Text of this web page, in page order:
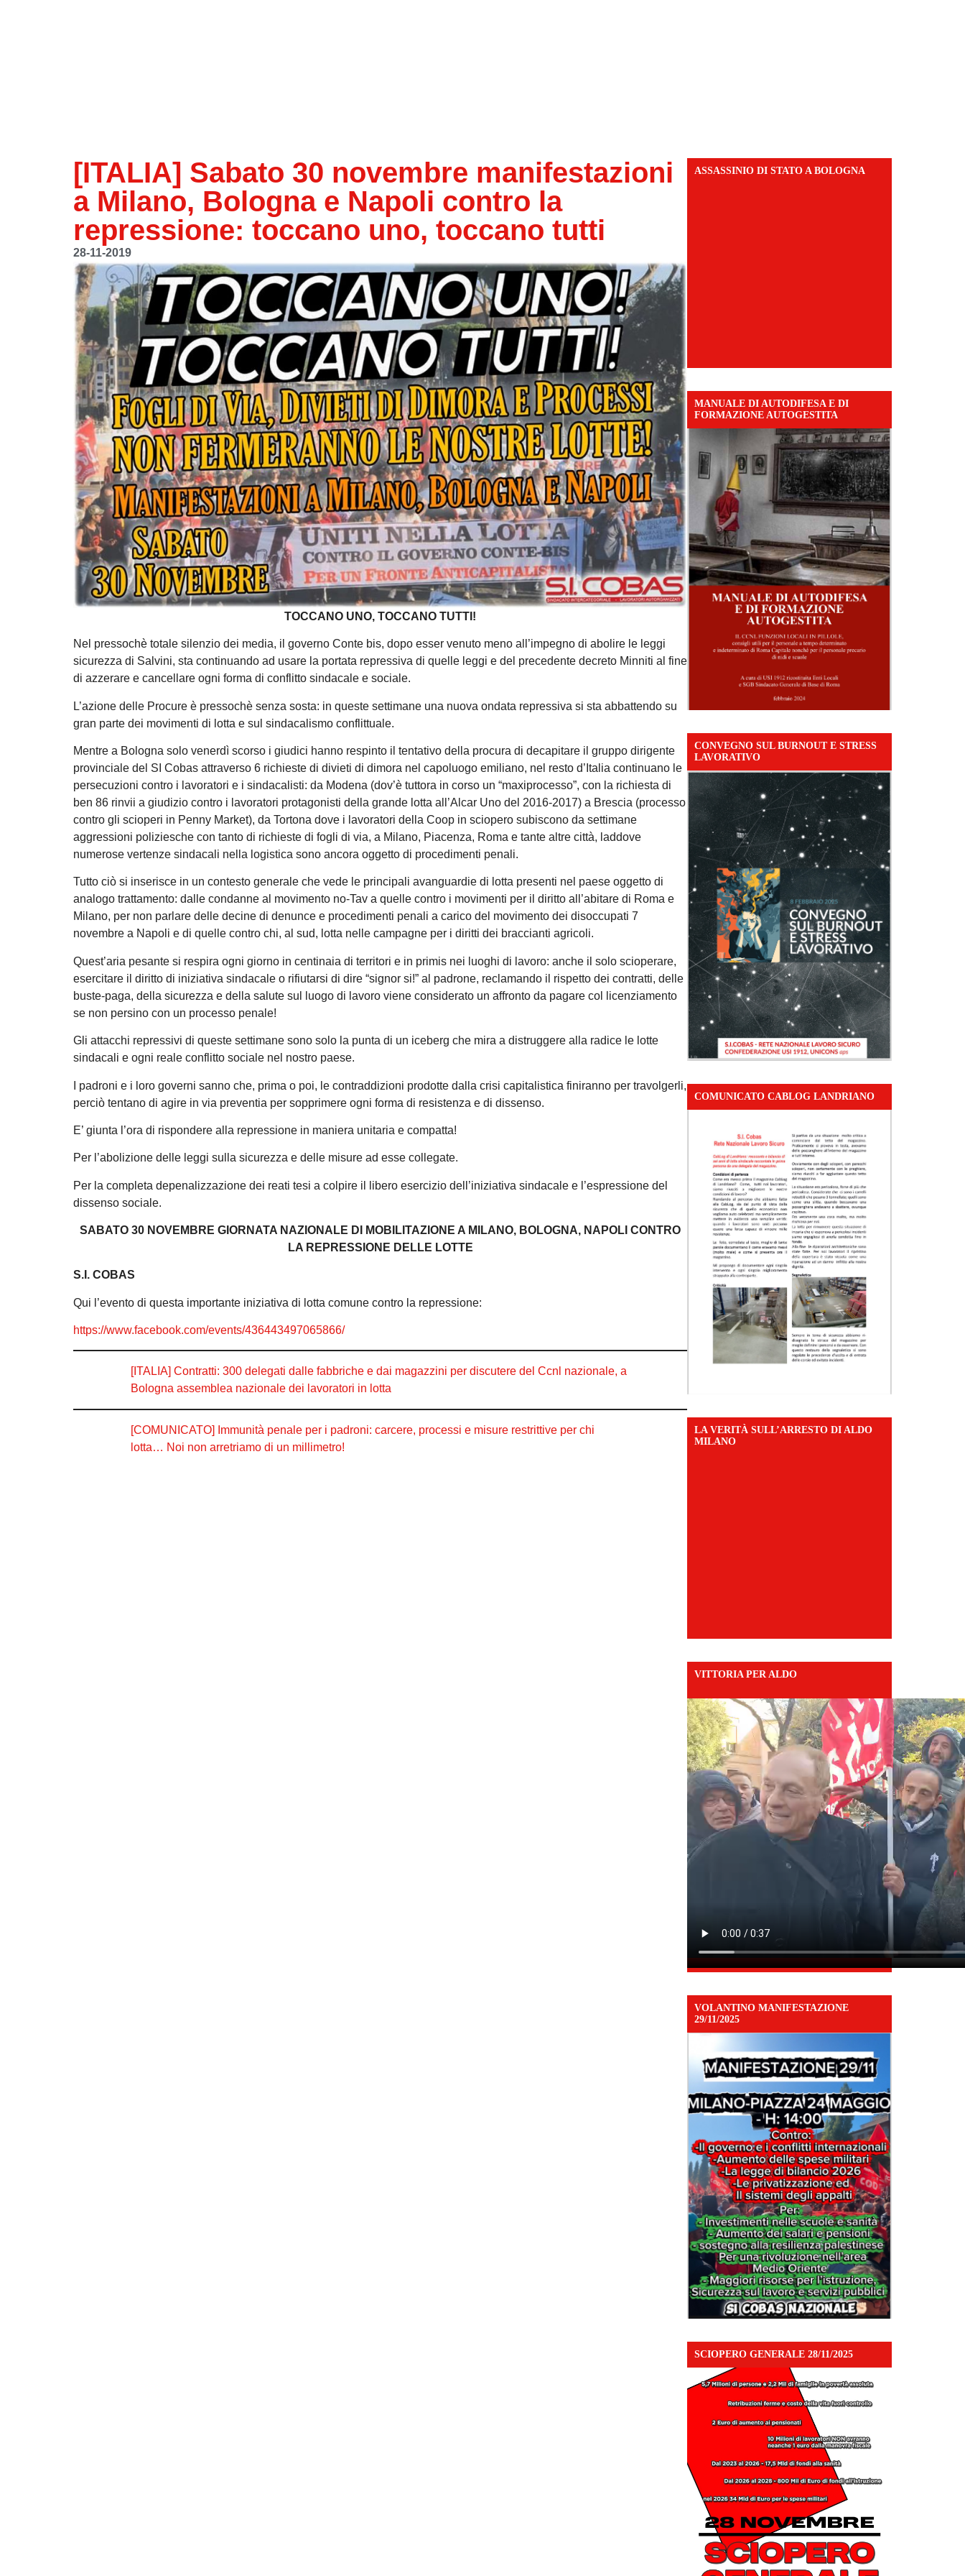
[ITALIA] Sabato 30 novembre manifestazioni
a Milano, Bologna e Napoli contro la
repressione: toccano uno, toccano tutti
28-11-2019
TOCCANO UNO, TOCCANO TUTTI!
Nel pressochè totale silenzio dei media, il governo Conte bis, dopo esser venuto meno all’impegno di abolire le leggi
sicurezza di Salvini, sta continuando ad usare la portata repressiva di quelle leggi e del precedente decreto Minniti al fine
di azzerare e cancellare ogni forma di conflitto sindacale e sociale.
L’azione delle Procure è pressochè senza sosta: in queste settimane una nuova ondata repressiva si sta abbattendo su
gran parte dei movimenti di lotta e sul sindacalismo conflittuale.
Mentre a Bologna solo venerdì scorso i giudici hanno respinto il tentativo della procura di decapitare il gruppo dirigente
provinciale del SI Cobas attraverso 6 richieste di divieti di dimora nel capoluogo emiliano, nel resto d’Italia continuano le
persecuzioni contro i lavoratori e i sindacalisti: da Modena (dov’è tuttora in corso un “maxiprocesso”, con la richiesta di
ben 86 rinvii a giudizio contro i lavoratori protagonisti della grande lotta all’Alcar Uno del 2016-2017) a Brescia (processo
contro gli scioperi in Penny Market), da Tortona dove i lavoratori della Coop in sciopero subiscono da settimane
aggressioni poliziesche con tanto di richieste di fogli di via, a Milano, Piacenza, Roma e tante altre città, laddove
numerose vertenze sindacali nella logistica sono ancora oggetto di procedimenti penali.
Tutto ciò si inserisce in un contesto generale che vede le principali avanguardie di lotta presenti nel paese oggetto di
analogo trattamento: dalle condanne al movimento no-Tav a quelle contro i movimenti per il diritto all’abitare di Roma e
Milano, per non parlare delle decine di denunce e procedimenti penali a carico del movimento dei disoccupati 7
novembre a Napoli e di quelle contro chi, al sud, lotta nelle campagne per i diritti dei braccianti agricoli.
Quest’aria pesante si respira ogni giorno in centinaia di territori e in primis nei luoghi di lavoro: anche il solo scioperare,
esercitare il diritto di iniziativa sindacale o rifiutarsi di dire “signor si!” al padrone, reclamando il rispetto dei contratti, delle
buste-paga, della sicurezza e della salute sul luogo di lavoro viene considerato un affronto da pagare col licenziamento
se non persino con un processo penale!
Gli attacchi repressivi di queste settimane sono solo la punta di un iceberg che mira a distruggere alla radice le lotte
sindacali e ogni reale conflitto sociale nel nostro paese.
I padroni e i loro governi sanno che, prima o poi, le contraddizioni prodotte dalla crisi capitalistica finiranno per travolgerli,
perciò tentano di agire in via preventia per sopprimere ogni forma di resistenza e di dissenso.
E’ giunta l’ora di rispondere alla repressione in maniera unitaria e compatta!
Per l’abolizione delle leggi sulla sicurezza e delle misure ad esse collegate.
Per la completa depenalizzazione dei reati tesi a colpire il libero esercizio dell’iniziativa sindacale e l’espressione del
dissenso sociale.
SABATO 30 NOVEMBRE GIORNATA NAZIONALE DI MOBILITAZIONE A MILANO, BOLOGNA, NAPOLI CONTRO
LA REPRESSIONE DELLE LOTTE
S.I. COBAS
Qui l’evento di questa importante iniziativa di lotta comune contro la repressione:
https://www.facebook.com/events/436443497065866/
[ITALIA] Contratti: 300 delegati dalle fabbriche e dai magazzini per discutere del Ccnl nazionale, a
Bologna assemblea nazionale dei lavoratori in lotta
[COMUNICATO] Immunità penale per i padroni: carcere, processi e misure restrittive per chi
lotta… Noi non arretriamo di un millimetro!
ASSASSINIO DI STATO A BOLOGNA
MANUALE DI AUTODIFESA E DI
FORMAZIONE AUTOGESTITA
CONVEGNO SUL BURNOUT E STRESS
LAVORATIVO
COMUNICATO CABLOG LANDRIANO
LA VERITÀ SULL’ARRESTO DI ALDO
MILANO
VITTORIA PER ALDO
VOLANTINO MANIFESTAZIONE
29/11/2025
SCIOPERO GENERALE 28/11/2025